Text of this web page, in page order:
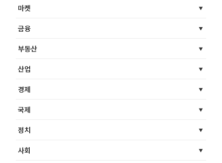
마켓
금융
부동산
산업
경제
국제
정치
사회